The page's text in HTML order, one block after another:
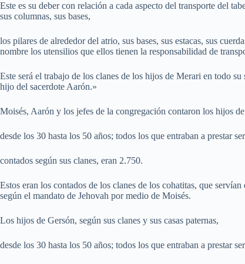
Este es su deber con relación a cada aspecto del transporte del
sus columnas, sus bases,
los pilares de alrededor del atrio, sus bases, sus estacas, sus
nombre los utensilios que ellos tienen la responsabilidad de
Este será el trabajo de los clanes de los hijos de Merari en todo
hijo del sacerdote Aarón.»
Moisés, Aarón y los jefes de la congregación contaron los hijos
desde los 30 hasta los 50 años; todos los que entraban a prestar
contados según sus clanes, eran 2.750.
Estos eran los contados de los clanes de los cohatitas, que
según el mandato de Jehovah por medio de Moisés.
Los hijos de Gersón, según sus clanes y sus casas paternas,
desde los 30 hasta los 50 años; todos los que entraban a prestar